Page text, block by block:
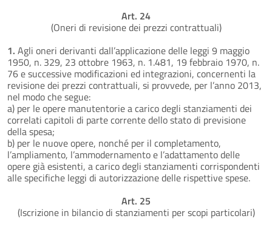
Art. 24
(Oneri di revisione dei prezzi contrattuali)
1. Agli oneri derivanti dall’applicazione delle leggi 9 maggio
1950, n. 329, 23 ottobre 1963, n. 1.481, 19 febbraio 1970, n.
76 e successive modificazioni ed integrazioni, concernenti la
revisione dei prezzi contrattuali, si provvede, per l’anno 2013,
nel modo che segue:
a) per le opere manutentorie a carico degli stanziamenti dei
correlati capitoli di parte corrente dello stato di previsione
della spesa;
b) per le nuove opere, nonché per il completamento,
l’ampliamento, l’ammodernamento e l’adattamento delle
opere già esistenti, a carico degli stanziamenti corrispondenti
alle specifiche leggi di autorizzazione delle rispettive spese.
Art. 25
(Iscrizione in bilancio di stanziamenti per scopi particolari)